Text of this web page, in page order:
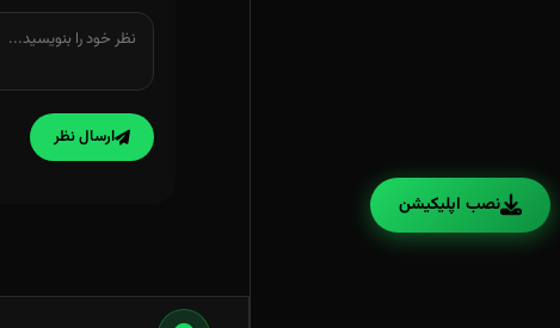
ارسال نظر
نصب اپلیکیشن